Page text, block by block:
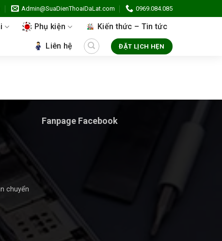
Admin@SuaDienThoaiDaLat.com 0969.084.085
Phụ kiện Kiến thức – Tin tức
Liên hệ ĐẶT LỊCH HẸN
chuyển
Fanpage Facebook